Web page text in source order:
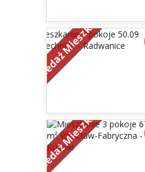
remontowym w
w biurze...
Sprzedaż Mieszkań
wchodzą: - Salon z
4,54m2 - przedpokój
Sprzedaż Mieszkań